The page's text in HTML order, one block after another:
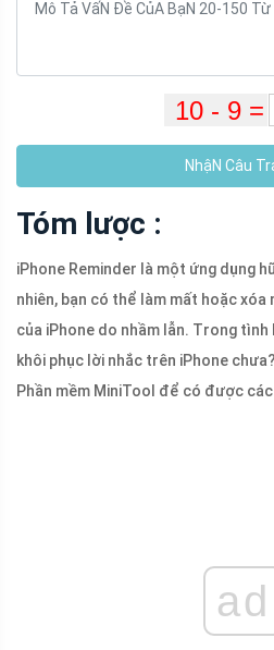
NhậN Câu
Tóm lược :
iPhone Reminder là một ứng dụng
nhiên, bạn có thể làm mất hoặc
của iPhone do nhầm lẫn. Trong tình
khôi phục lời nhắc trên iPhone
Phần mềm MiniTool để có được các
ad